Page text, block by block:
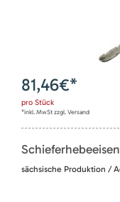
81,46€*
pro Stück
*inkl. MwSt zzgl. Versand
sächsische Produktion /